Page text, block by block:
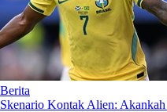
Berita
Skenario Kontak Alien: